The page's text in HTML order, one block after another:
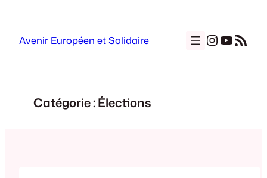
contenu
Avenir Européen et Solidaire Flux RSS
Catégorie :Élections